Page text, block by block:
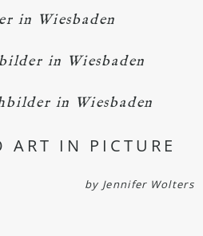
in Wiesbaden
in Wiesbaden
in Wiesbaden
ART IN PICTURE
by Jennifer Wolters